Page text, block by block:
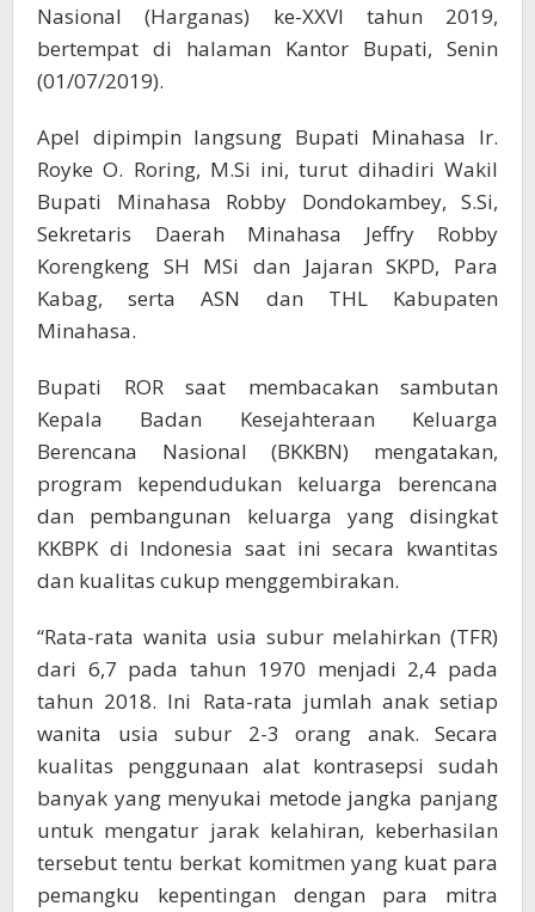
Nasional (Harganas) ke-XXVI tahun 2019,
bertempat di halaman Kantor Bupati, Senin
(01/07/2019).
Apel dipimpin langsung Bupati Minahasa Ir.
Royke O. Roring, M.Si ini, turut dihadiri Wakil
Bupati Minahasa Robby Dondokambey, S.Si,
Sekretaris Daerah Minahasa Jeffry Robby
Korengkeng SH MSi dan Jajaran SKPD, Para
Kabag, serta ASN dan THL Kabupaten
Minahasa.
Bupati ROR saat membacakan sambutan
Kepala Badan Kesejahteraan Keluarga
Berencana Nasional (BKKBN) mengatakan,
program kependudukan keluarga berencana
dan pembangunan keluarga yang disingkat
KKBPK di Indonesia saat ini secara kwantitas
dan kualitas cukup menggembirakan.
“Rata-rata wanita usia subur melahirkan (TFR)
dari 6,7 pada tahun 1970 menjadi 2,4 pada
tahun 2018. Ini Rata-rata jumlah anak setiap
wanita usia subur 2-3 orang anak. Secara
kualitas penggunaan alat kontrasepsi sudah
banyak yang menyukai metode jangka panjang
untuk mengatur jarak kelahiran, keberhasilan
tersebut tentu berkat komitmen yang kuat para
pemangku kepentingan dengan para mitra